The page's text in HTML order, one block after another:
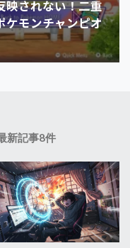
映されない！二重
ケモンチャンピオ
新記事8件